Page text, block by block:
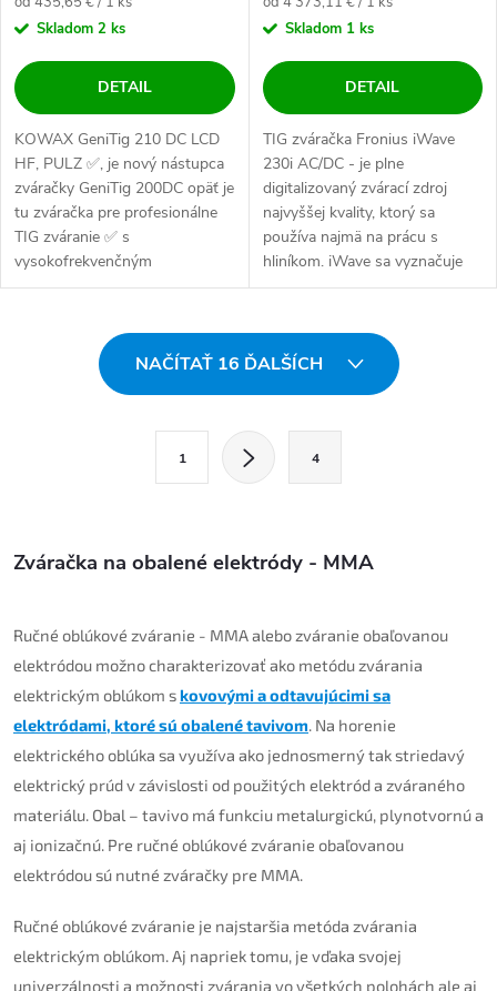
Skladom 2 ks
DETAIL
KOWAX GeniTig 210 DC LCD
HF, PULZ ✅, je nový nástupca
zváračky GeniTig 200DC opäť je
tu zváračka pre profesionálne
TIG zváranie ✅ s
vysokofrekvenčným
zapaľovaním oblúka HF....
Skladom 1 ks
DETAIL
TIG zváračka Fronius iWave
230i AC/DC - je plne
digitalizovaný zvárací zdroj
najvyššej kvality, ktorý sa
používa najmä na prácu s
hliníkom. iWave sa vyznačuje
robustnou...
Ovládacie prvky výpisu
NAČÍTAŤ 16 ĎALŠÍCH
1 4
Zváračka na obalené elektródy - MMA
Ručné oblúkové zváranie - MMA alebo zváranie obaľovanou
elektródou možno charakterizovať ako metódu zvárania
elektrickým oblúkom skovovými a odtavujúcimi sa
elektródami, ktoré sú obalené tavivom . Na horenie
elektrického oblúka sa využíva ako jednosmerný tak striedavý
elektrický prúd v závislosti od použitých elektród a zváraného
materiálu. Obal – tavivo má funkciu metalurgickú, plynotvornú a
aj ionizačnú. Pre ručné oblúkové zváranie obaľovanou
elektródou sú nutné zváračky pre MMA.
Ručné oblúkové zváranie je najstaršia metóda zvárania
elektrickým oblúkom. Aj napriek tomu, je vďaka svojej
univerzálnosti a možnosti zvárania vo všetkých polohách ale aj